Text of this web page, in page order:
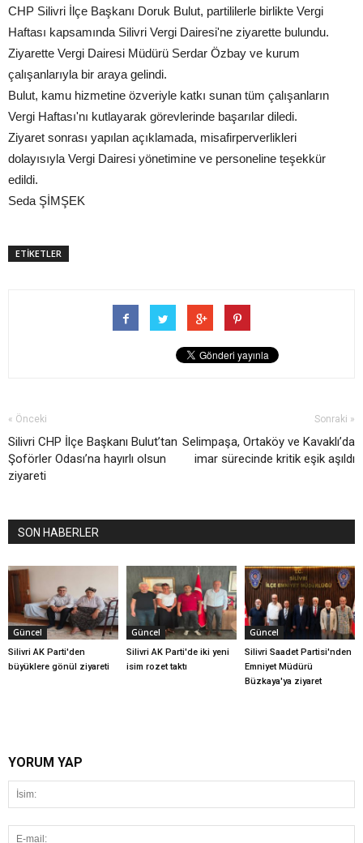
CHP Silivri İlçe Başkanı Doruk Bulut, partililerle birlikte Vergi
Haftası kapsamında Silivri Vergi Dairesi'ne ziyarette bulundu.
Ziyarette Vergi Dairesi Müdürü Serdar Özbay ve kurum
çalışanlarıyla bir araya gelindi.
Bulut, kamu hizmetine özveriyle katkı sunan tüm çalışanların
Vergi Haftası'nı kutlayarak görevlerinde başarılar diledi.
Ziyaret sonrası yapılan açıklamada, misafirperverlikleri
dolayısıyla Vergi Dairesi yönetimine ve personeline teşekkür
edildi.
Seda ŞİMŞEK
ETİKETLER
« Önceki
Silivri CHP İlçe Başkanı Bulut’tan
Şoförler Odası’na hayırlı olsun
ziyareti
Sonraki »
Selimpaşa, Ortaköy ve Kavaklı’da
imar sürecinde kritik eşik aşıldı
SON HABERLER
Güncel
Silivri AK Parti'den
büyüklere gönül ziyareti
Güncel
Silivri AK Parti'de iki yeni
isim rozet taktı
Güncel
Silivri Saadet Partisi'nden
Emniyet Müdürü
Büzkaya'ya ziyaret
YORUM YAP